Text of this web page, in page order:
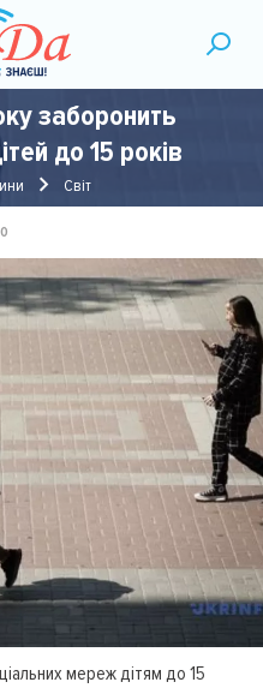
заборонить
до 15 років
Світ
мереж дітям до 15